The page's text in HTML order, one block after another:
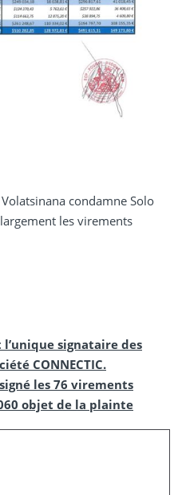
Volatsinana condamne Solo
les virements
l’unique signataire des
CONNECTIC.
les 76 virements
objet de la plainte